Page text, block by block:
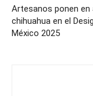
Artesanos ponen en
chihuahua en el
México 2025